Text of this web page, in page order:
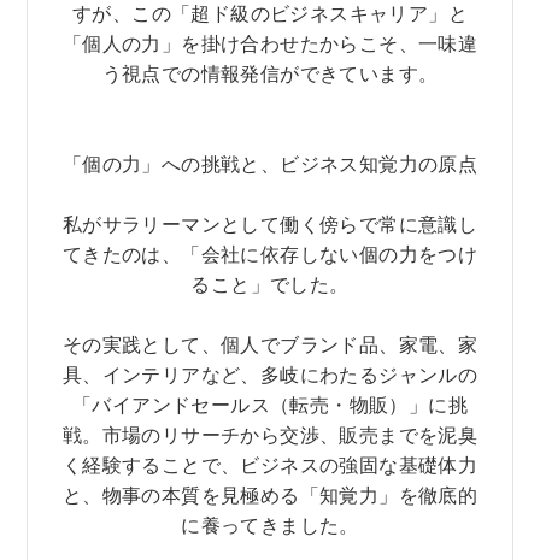
すが、この「超ド級のビジネスキャリア」と
「個人の力」を掛け合わせたからこそ、一味違
う視点での情報発信ができています。
「個の力」への挑戦と、ビジネス知覚力の原点
私がサラリーマンとして働く傍らで常に意識し
てきたのは、「会社に依存しない個の力をつけ
ること」でした。
その実践として、個人でブランド品、家電、家
具、インテリアなど、多岐にわたるジャンルの
「バイアンドセールス（転売・物販）」に挑
戦。市場のリサーチから交渉、販売までを泥臭
く経験することで、ビジネスの強固な基礎体力
と、物事の本質を見極める「知覚力」を徹底的
に養ってきました。